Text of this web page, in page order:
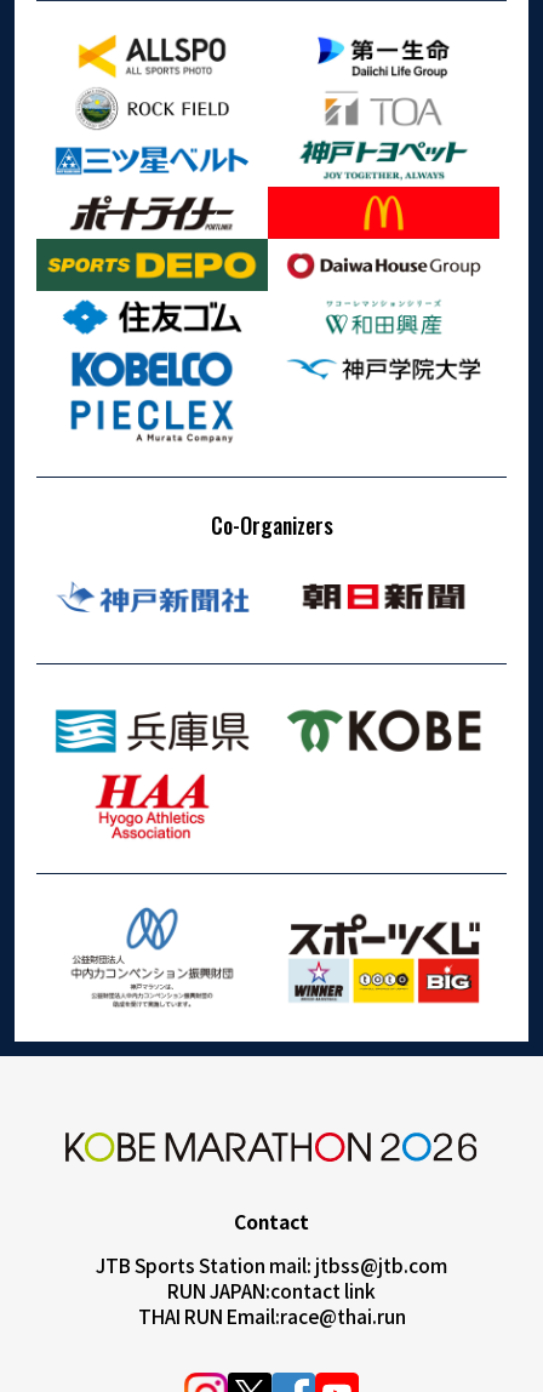
Co-Organizers
Contact
JTB Sports Station mail: jtbss@jtb.com
RUN JAPAN:contact link
THAI RUN Email:race@thai.run